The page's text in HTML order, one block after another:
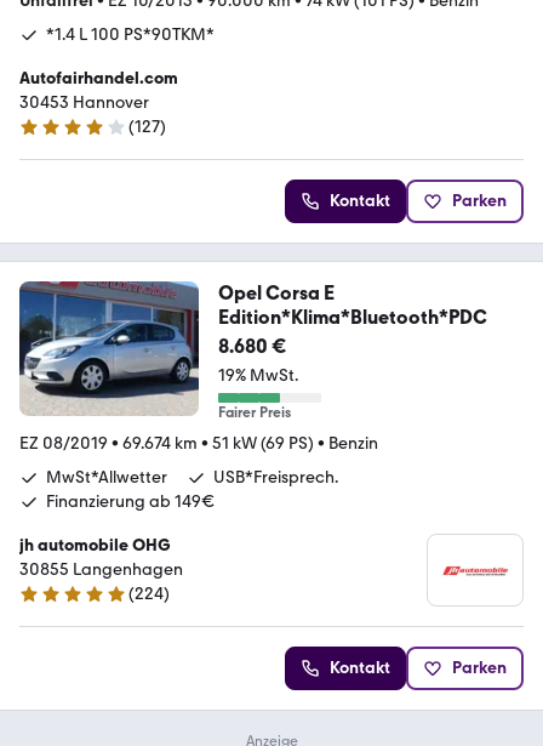
*1.4 L 100 PS*90TKM*
Autofairhandel.com
30453 Hannover
4.1 Sterne
(127)
Kontakt Parken
Opel Corsa E
Edition*Klima*Bluetooth*PDC
8.680 €
19% MwSt.
Fairer Preis
EZ 08/2019 • 69.674 km • 51 kW (69 PS) • Benzin
MwSt*Allwetter
USB*Freisprech.
Finanzierung ab 149€
jh automobile OHG
30855 Langenhagen
4.9 Sterne
(224)
Kontakt Parken